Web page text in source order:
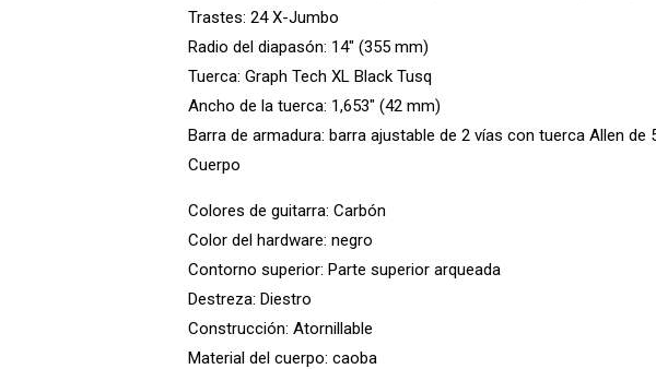
Trastes: 24 X-Jumbo
Radio del diapasón: 14″ (355 mm)
Tuerca: Graph Tech XL Black Tusq
Ancho de la tuerca: 1,653″ (42 mm)
Barra de armadura: barra ajustable de 2 vías con tuerca Allen de
Cuerpo
Colores de guitarra: Carbón
Color del hardware: negro
Contorno superior: Parte superior arqueada
Destreza: Diestro
Construcción: Atornillable
Material del cuerpo: caoba